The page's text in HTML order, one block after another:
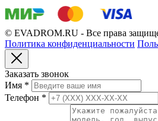
© EVADROM.RU - Все права
Политика конфиденциальности
Заказать звонок
Имя *
Телефон *